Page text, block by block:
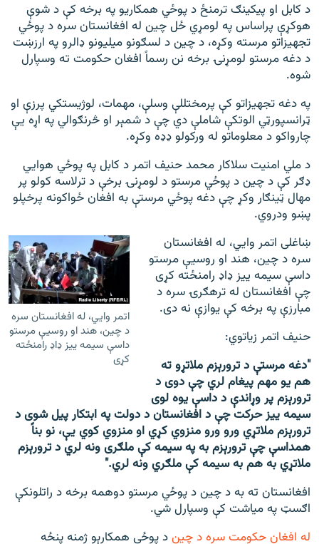
راسره ملګري شئ
د ازادې اروپا/ ازادي راډيو ټولې پاڼې
د کابل او پیکینګ ترمنځ د پوځي همکاریو په برخه کې د شوې
هوکړې پراساس په لومړي ځل چین له افغانستان سره د پوځي
تجهیزاتو مرسته وکړه، د چین د لسګونو میلیونو ډالرو په ارزښت
د دغه مرستو لومړنۍ برخه نن رسماً افغان حکومت ته وسپارل
شوه.
په دغه تجهیزاتو کې پرمختللې وسلې، مهمات، لوژیستکي پرزې او
ټرانسپورټي الوتکې شاملې دي چې د شمېر او څرنګوالي په اړه یې
چارواکو د معلوماتو له ورکولو ډډه وکړه.
د ملي امنیت سلاکار محمد حنیف اتمر د کابل په پوځي هوايي
ډګر کې د چین د پوځي مرستو د لومړنۍ برخې د ترلاسه کولو پر
مهال ټینګار وکړ چې دغه پوځي مرستې به افغان ځواکونه پرخپلو
پښو ودروي.
اتمر وايي، له افغانستان سره
د چین، هند او روسیې مرستو
داسې سیمه ییز ډاډ رامنځته
کړی
ښاغلی اتمر وايي، له افغانستان
سره د چین، هند او روسیې مرستو
داسې سیمه ییز ډاډ رامنځته کړی
چې افغانستان له ترهګرۍ سره د
مبارزې په برخه کې یوازې نه دی.
حنیف اتمر زیاتوي:
"دغه مرستې د ترورېزم ملاتړو ته
هم یو مهم پیغام لري چې دوی د
ترورېزم پر وړاندې د داسې یوه لوی
سیمه ییز حرکت چې د افغانستان د دولت په ابتکار پیل شوی د
ترورېزم ملاتړي ورو ورو منزوي کړي او منزوي کوي یې، نو بناً
همداسې چې ترورېزم به په سیمه کې ملګری ونه لري د ترورېزم
ملاتړي به هم به سیمه کې ملګري ونه لري."
افغانستان ته به د چین د پوځي مرستو دوهمه برخه د راتلونکې
اګسټ په میاشت کې وسپارل شي.
له افغان حکومت سره د چیند پوځي همکارېو ژمنه پنځه